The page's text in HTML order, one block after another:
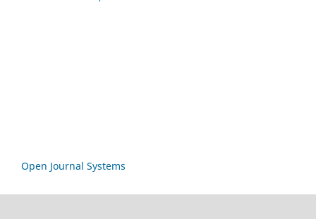
Open Journal Systems